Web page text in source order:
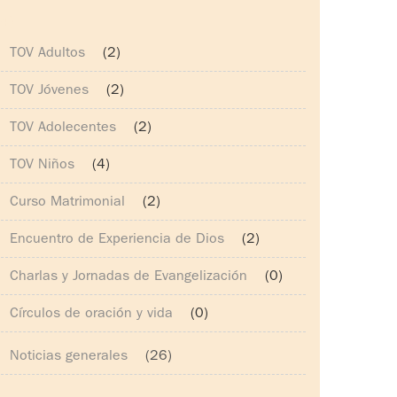
TOV Adultos (2)
TOV Adolecentes (2)
TOV Niños (4)
Curso Matrimonial (2)
TOV Jóvenes (2)
Encuentro de Experiencia de Dios (2)
Charlas y Jornadas de Evangelización (0)
Círculos de oración y vida (0)
Noticias generales (26)